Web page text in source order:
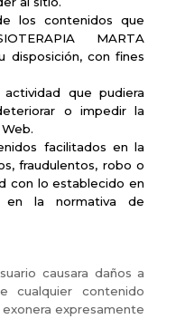
los contenidos que
MARTA
disposición, con fines
que pudiera
o impedir la
facilitados en la
fraudulentos, robo o
con lo establecido en
la normativa de
causara daños a
cualquier contenido
expresamente